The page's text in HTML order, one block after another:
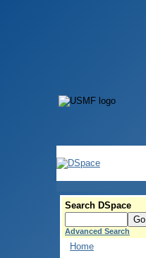
Search DSpace
Advanced Search
Home